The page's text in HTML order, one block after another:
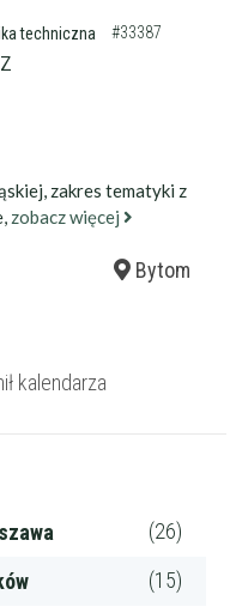
techniczna #33387
zakres tematyki z
zobacz więcej
Bytom
kalendarza
(26)
(15)